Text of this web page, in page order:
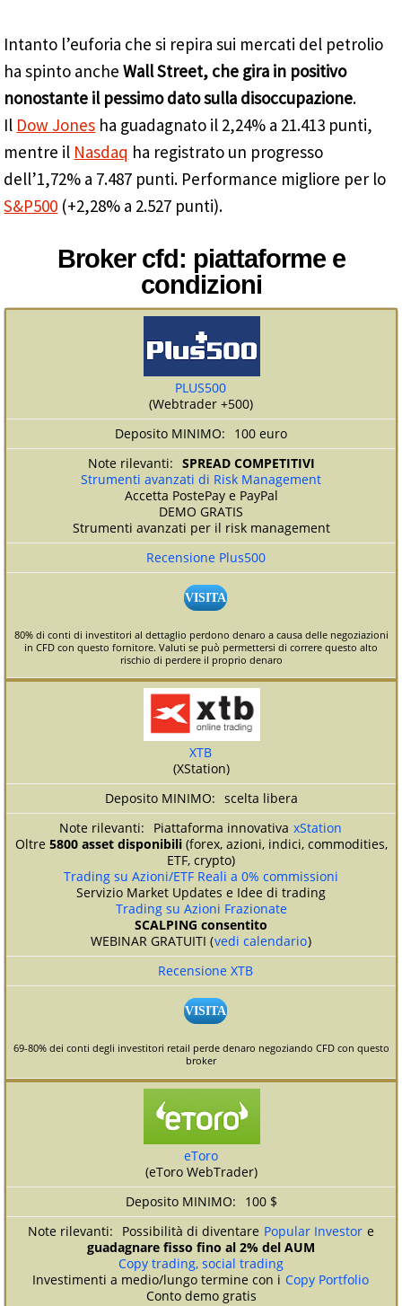
Intanto l’euforia che si repira sui mercati del petrolio
ha spinto ancheWall Street, che gira in positivo
nonostante il pessimo dato sulla disoccupazione.
Il Dow Jones ha guadagnato il 2,24% a 21.413 punti,
mentre il Nasdaq ha registrato un progresso
dell’1,72% a 7.487 punti. Performance migliore per lo
S&P500 (+2,28% a 2.527 punti).
Broker cfd: piattaforme e
condizioni
PLUS500
(Webtrader +500)
100 euro
SPREAD COMPETITIVI
Strumenti avanzati di Risk Management
Accetta PostePay e PayPal
DEMO GRATIS
Strumenti avanzati per il risk management
Recensione Plus500
VISITA
80% di conti di investitori al dettaglio perdono denaro a causa delle negoziazioni
in CFD con questo fornitore. Valuti se può permettersi di correre questo alto
rischio di perdere il proprio denaro
XTB
(XStation)
scelta libera
Piattaforma innovativa xStation
Oltre 5800 asset disponibili(forex, azioni, indici, commodities,
ETF, crypto)
Trading su Azioni/ETF Reali a 0% commissioni
Servizio Market Updates e Idee di trading
Trading su Azioni Frazionate
SCALPING consentito
WEBINAR GRATUITI (vedi calendario)
Recensione XTB
VISITA
69-80% dei conti degli investitori retail perde denaro negoziando CFD con questo
broker
eToro
(eToro WebTrader)
100 $
Possibilità di diventare Popular Investor e
guadagnare fisso fino al 2% del AUM
Copy trading, social trading
Investimenti a medio/lungo termine con i Copy Portfolio
Conto demo gratis